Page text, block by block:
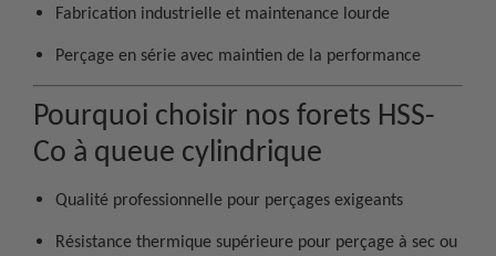
Fabrication industrielle et maintenance lourde
Perçage en série avec maintien de la performance
Pourquoi choisir nos forets HSS-
Co à queue cylindrique
Qualité professionnelle pour perçages exigeants
Résistance thermique supérieure pour perçage à sec ou